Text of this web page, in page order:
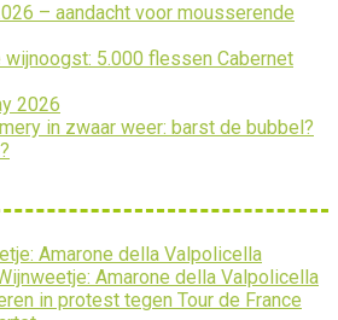
– aandacht voor mousserende
wijnoogst: 5.000 flessen Cabernet
2026
in zwaar weer: barst de bubbel?
Amarone della Valpolicella
Amarone della Valpolicella
in protest tegen Tour de France